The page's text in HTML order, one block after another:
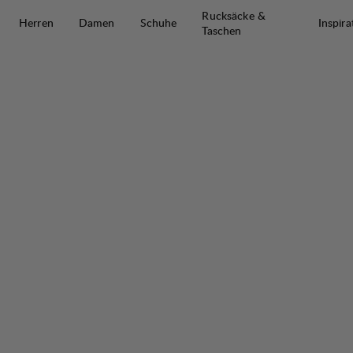
Herren
Damen Schuhe
Rucksäcke &
Taschen